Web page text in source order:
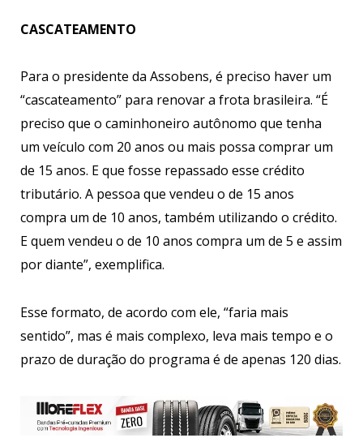
CASCATEAMENTO
Para o presidente da Assobens, é preciso haver um
“cascateamento” para renovar a frota brasileira. “É
preciso que o caminhoneiro autônomo que tenha
um veículo com 20 anos ou mais possa comprar um
de 15 anos. E que fosse repassado esse crédito
tributário. A pessoa que vendeu o de 15 anos
compra um de 10 anos, também utilizando o crédito.
E quem vendeu o de 10 anos compra um de 5 e assim
por diante”, exemplifica.
Esse formato, de acordo com ele, “faria mais
sentido”, mas é mais complexo, leva mais tempo e o
prazo de duração do programa é de apenas 120 dias.